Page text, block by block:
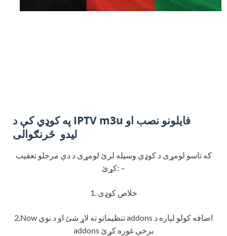
IPTV m3u فایلونو نصب او
لیدو
که تاسو لومړی د کوډي وسیله لرئ لومړی د دې مرحلو تعقیب
کړئ: –
1. خلاص کوډی
2.Now تنظیماتو ته لاړ شئ او د نوي addons اضافه کولو لپاره د
addons برخې غوره کړئ